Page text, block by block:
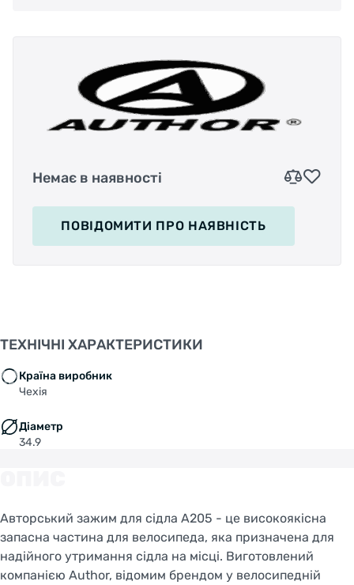
Немає в наявності
ПОВІДОМИТИ ПРО НАЯВНІСТЬ
ТЕХНІЧНІ ХАРАКТЕРИСТИКИ
Країна виробник
Чехія
Діаметр
34.9
Авторський зажим для сідла A205 - це високоякісна
запасна частина для велосипеда, яка призначена для
надійного утримання сідла на місці. Виготовлений
компанією Author, відомим брендом у велосипедній